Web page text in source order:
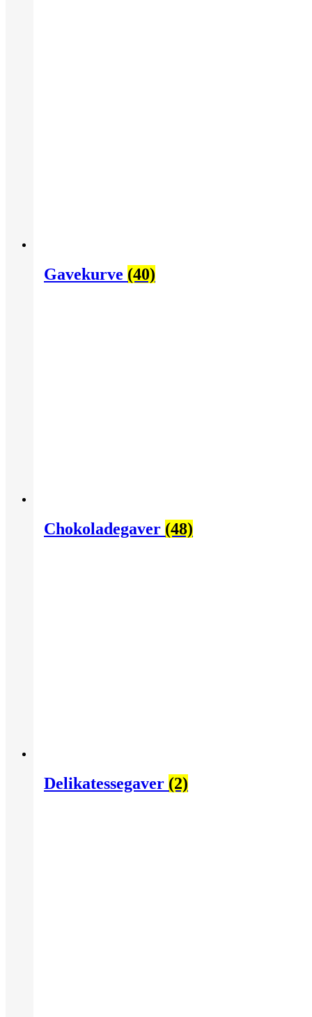
Gavekurve (40)
Chokoladegaver (48)
Delikatessegaver (2)